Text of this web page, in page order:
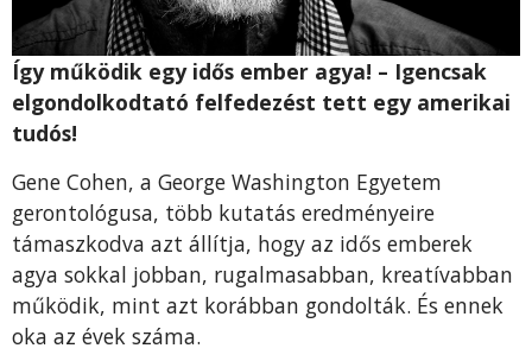
Így működik egy idős ember agya! – Igencsak
elgondolkodtató felfedezést tett egy amerikai
tudós!
Gene Cohen, a George Washington Egyetem
gerontológusa, több kutatás eredményeire
támaszkodva azt állítja, hogy az idős emberek
agya sokkal jobban, rugalmasabban, kreatívabban
működik, mint azt korábban gondolták. És ennek
oka az évek száma.